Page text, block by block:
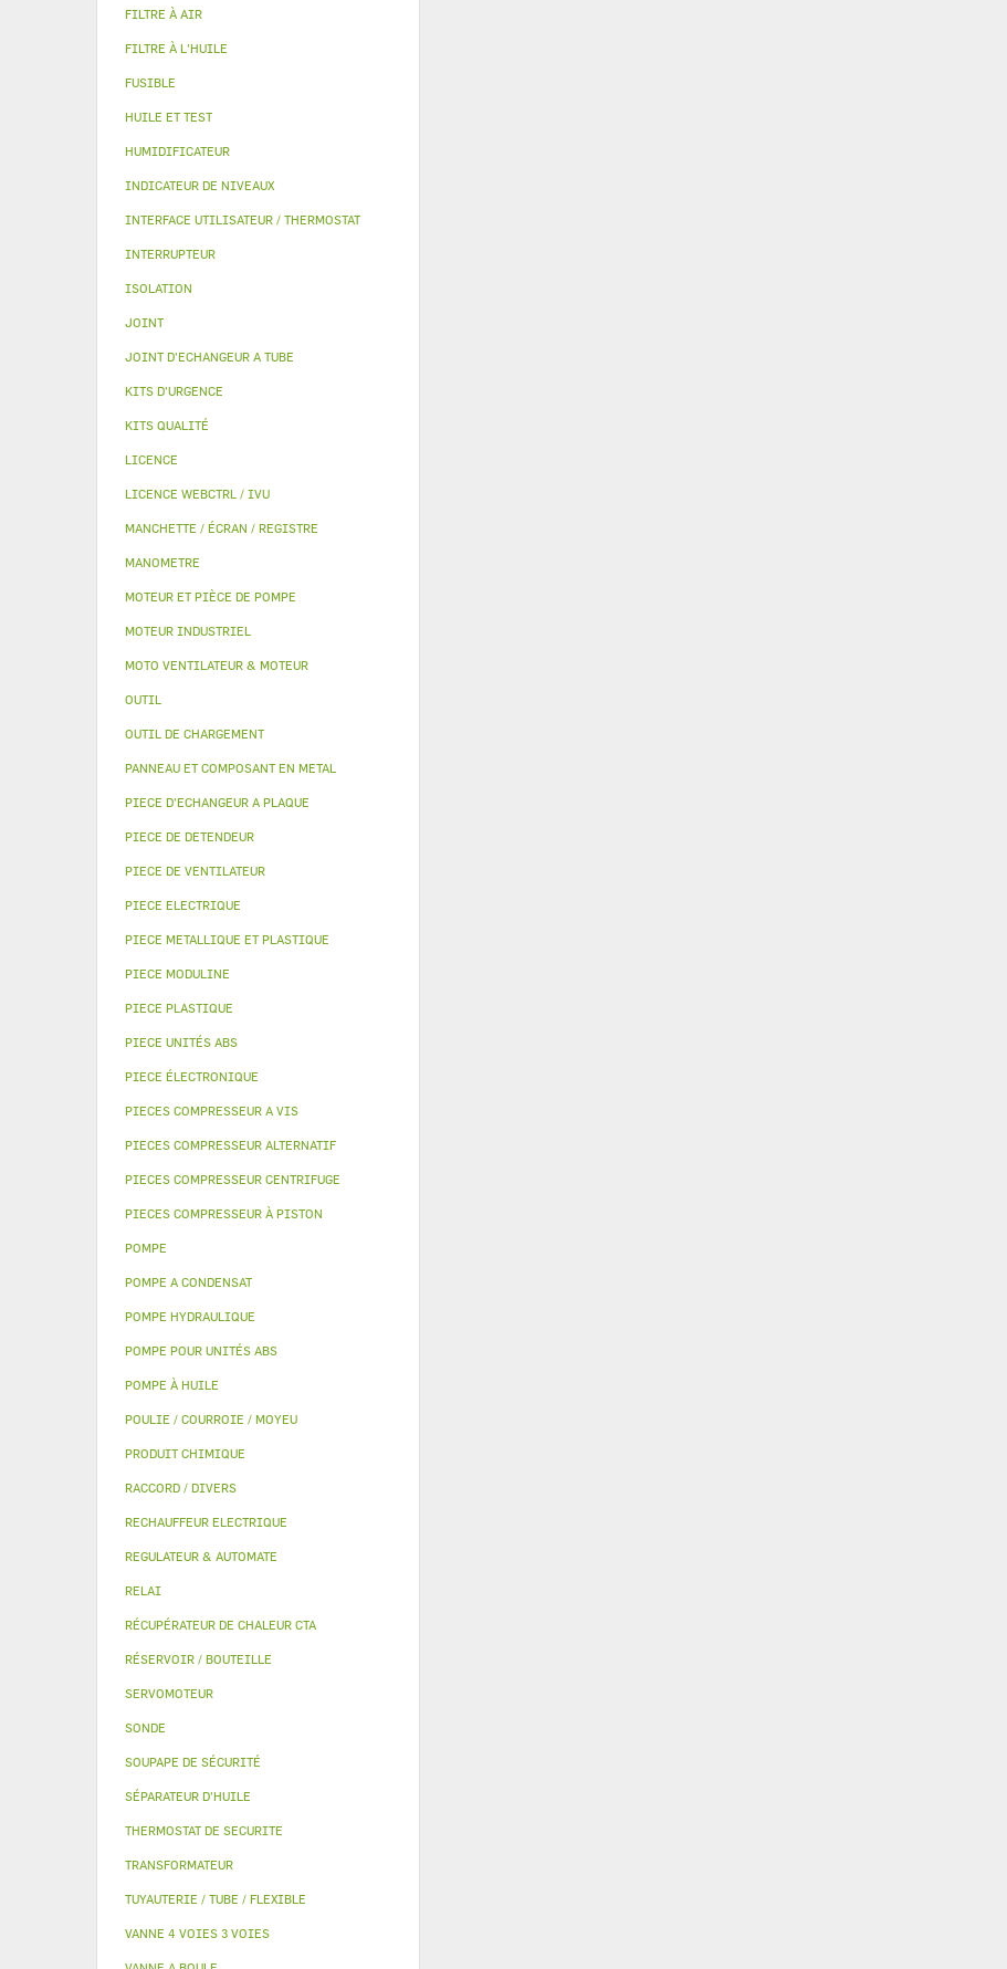
FILTRE À AIR
FILTRE À L'HUILE
FUSIBLE
HUILE ET TEST
HUMIDIFICATEUR
INDICATEUR DE NIVEAUX
INTERFACE UTILISATEUR / THERMOSTAT
INTERRUPTEUR
ISOLATION
JOINT
JOINT D'ECHANGEUR A TUBE
KITS D'URGENCE
KITS QUALITÉ
LICENCE
LICENCE WEBCTRL / IVU
MANCHETTE / ÉCRAN / REGISTRE
MANOMETRE
MOTEUR ET PIÈCE DE POMPE
MOTEUR INDUSTRIEL
MOTO VENTILATEUR & MOTEUR
OUTIL
OUTIL DE CHARGEMENT
PANNEAU ET COMPOSANT EN METAL
PIECE D'ECHANGEUR A PLAQUE
PIECE DE DETENDEUR
PIECE DE VENTILATEUR
PIECE ELECTRIQUE
PIECE METALLIQUE ET PLASTIQUE
PIECE MODULINE
PIECE PLASTIQUE
PIECE UNITÉS ABS
PIECE ÉLECTRONIQUE
PIECES COMPRESSEUR A VIS
PIECES COMPRESSEUR ALTERNATIF
PIECES COMPRESSEUR CENTRIFUGE
PIECES COMPRESSEUR À PISTON
POMPE
POMPE A CONDENSAT
POMPE HYDRAULIQUE
POMPE POUR UNITÉS ABS
POMPE À HUILE
POULIE / COURROIE / MOYEU
PRODUIT CHIMIQUE
RACCORD / DIVERS
RECHAUFFEUR ELECTRIQUE
REGULATEUR & AUTOMATE
RELAI
RÉCUPÉRATEUR DE CHALEUR CTA
RÉSERVOIR / BOUTEILLE
SERVOMOTEUR
SONDE
SOUPAPE DE SÉCURITÉ
SÉPARATEUR D'HUILE
THERMOSTAT DE SECURITE
TRANSFORMATEUR
TUYAUTERIE / TUBE / FLEXIBLE
VANNE 4 VOIES 3 VOIES